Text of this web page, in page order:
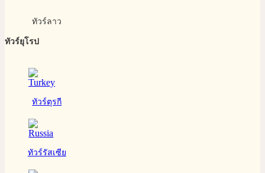
ทัวร์ลาว
ทัวร์ยุโรป
ทัวร์ตุรกี
ทัวร์รัสเซีย